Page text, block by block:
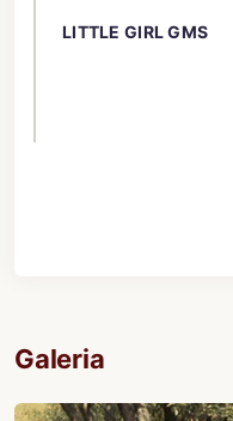
LITTLE GIRL GMS
Galeria